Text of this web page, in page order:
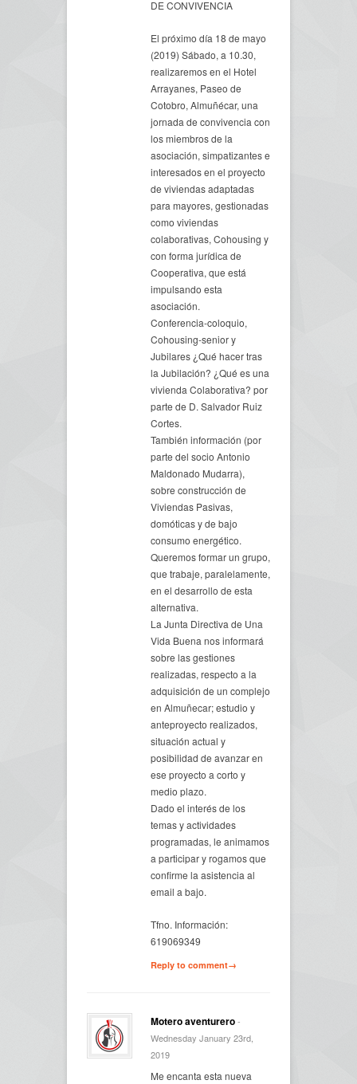
DE CONVIVENCIA
El próximo día 18 de mayo
(2019) Sábado, a 10.30,
realizaremos en el Hotel
Arrayanes, Paseo de
Cotobro, Almuñécar, una
jornada de convivencia con
los miembros de la
asociación, simpatizantes e
interesados en el proyecto
de viviendas adaptadas
para mayores, gestionadas
como viviendas
colaborativas, Cohousing y
con forma jurídica de
Cooperativa, que está
impulsando esta
asociación.
Conferencia-coloquio,
Cohousing-senior y
Jubilares ¿Qué hacer tras
la Jubilación? ¿Qué es una
vivienda Colaborativa? por
parte de D. Salvador Ruiz
Cortes.
También información (por
parte del socio Antonio
Maldonado Mudarra),
sobre construcción de
Viviendas Pasivas,
domóticas y de bajo
consumo energético.
Queremos formar un grupo,
que trabaje, paralelamente,
en el desarrollo de esta
alternativa.
La Junta Directiva de Una
Vida Buena nos informará
sobre las gestiones
realizadas, respecto a la
adquisición de un complejo
en Almuñecar; estudio y
anteproyecto realizados,
situación actual y
posibilidad de avanzar en
ese proyecto a corto y
medio plazo.
Dado el interés de los
temas y actividades
programadas, le animamos
a participar y rogamos que
confirme la asistencia al
email a bajo.
Tfno. Información:
619069349
Reply to comment→
Motero aventurero-
Wednesday January 23rd,
2019
Me encanta esta nueva